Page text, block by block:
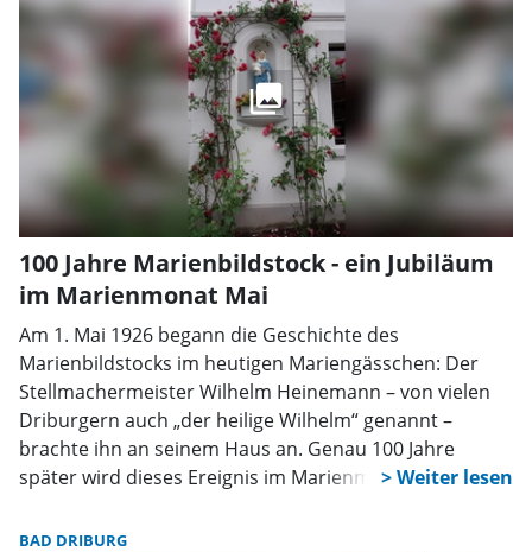
100 Jahre Marienbildstock - ein Jubiläum
im Marienmonat Mai
Am 1. Mai 1926 begann die Geschichte des
Marienbildstocks im heutigen Mariengässchen: Der
Stellmachermeister Wilhelm Heinemann – von vielen
Driburgern auch „der heilige Wilhelm“ genannt –
brachte ihn an seinem Haus an. Genau 100 Jahre
später wird dieses Ereignis im Marienmonat Mai in
BAD DRIBURG